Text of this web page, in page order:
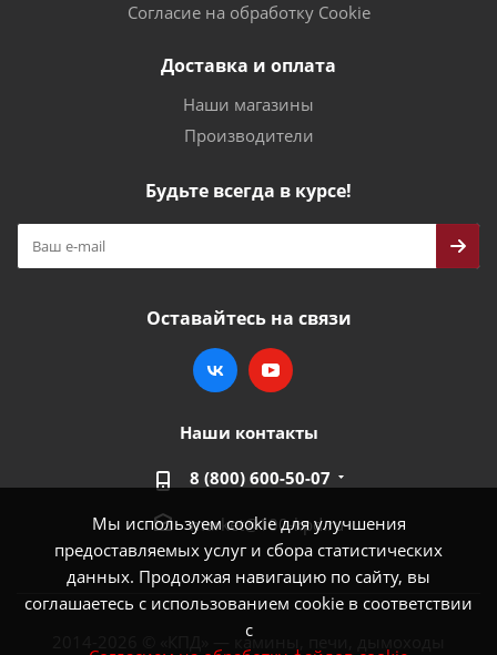
Мы используем cookie для улучшения
предоставляемых услуг и сбора статистических
данных. Продолжая навигацию по сайту, вы
соглашаетесь с использованием cookie в соответствии
с
Согласие на обработку Cookie
Доставка и оплата
Наши магазины
Производители
Будьте всегда в курсе!
Оставайтесь на связи
Наши контакты
8 (800) 600-50-07
market@100-kpd.ru
2014-2026 © «КПД» — камины, печи, дымоходы